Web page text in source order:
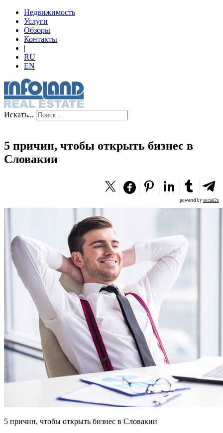
Недвижимость
Услуги
Обзоры
Контакты
|
RU
EN
Искать...
5 причин, чтобы открыть бизнес в
Словакии
powered by social2s
5 причин, чтобы открыть бизнес в Словакии